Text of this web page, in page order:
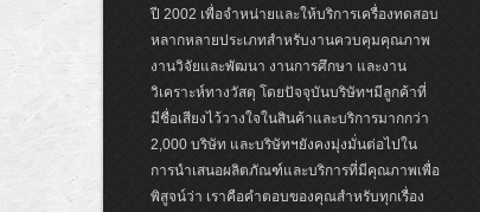
ปี 2002 เพื่อจำหน่ายและให้บริการเครื่องทดสอบ
หลากหลายประเภทสำหรับงานควบคุมคุณภาพ
งานวิจัยและพัฒนา งานการศึกษา และงาน
วิเคราะห์ทางวัสดุ โดยปัจจุบันบริษัทฯมีลูกค้าที่
มีชื่อเสียงไว้วางใจในสินค้าและบริการมากกว่า
2,000 บริษัท และบริษัทฯยังคงมุ่งมั่นต่อไปใน
การนำเสนอผลิตภัณฑ์และบริการที่มีคุณภาพเพื่อ
พิสูจน์ว่า เราคือคำตอบของคุณสำหรับทุกเรื่อง